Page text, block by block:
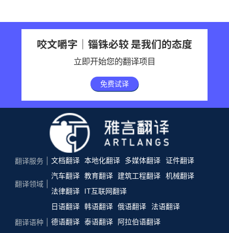
咬文嚼字｜锱铢必较 是我们的态度
立即开始您的翻译项目
免费试译
翻译服务 文档翻译 本地化翻译 多媒体翻译 证件翻译
翻译领域
汽车翻译 教育翻译 建筑工程翻译 机械翻译
法律翻译
IT互联网翻译
翻译语种
日语翻译 韩语翻译 俄语翻译
法语翻译
德语翻译 泰语翻译 阿拉伯语翻译